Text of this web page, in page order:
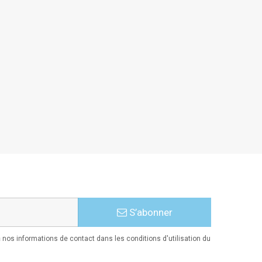
S’abonner
informations de contact dans les conditions d'utilisation du